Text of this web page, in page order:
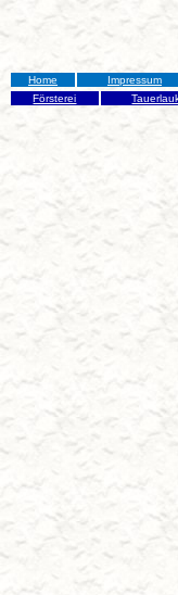
Home Impressum
Försterei